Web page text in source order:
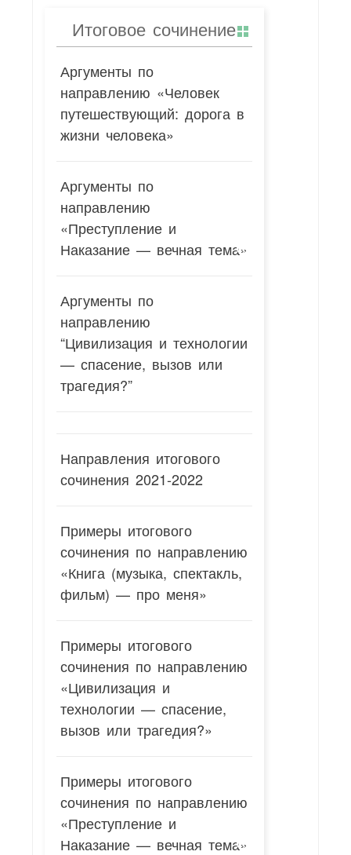
Итоговое сочинение
Аргументы по
направлению «Человек
путешествующий: дорога в
жизни человека»
Аргументы по
направлению
«Преступление и
Наказание — вечная тема»
Аргументы по
направлению
“Цивилизация и технологии
— спасение, вызов или
трагедия?”
Направления итогового
сочинения 2021-2022
Примеры итогового
сочинения по направлению
«Книга (музыка, спектакль,
фильм) — про меня»
Примеры итогового
сочинения по направлению
«Цивилизация и
технологии — спасение,
вызов или трагедия?»
Примеры итогового
сочинения по направлению
«Преступление и
Наказание — вечная тема»